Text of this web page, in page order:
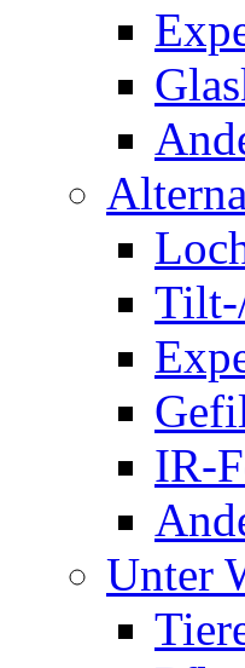
IR-
Unter